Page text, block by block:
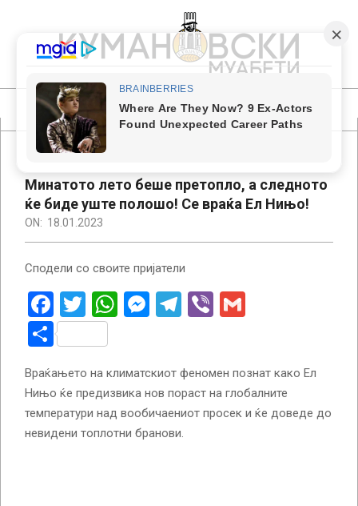
content
КУМАНОВСКИ
МУАБЕТИ
Navigation
Минатото лето беше претопло, а следното
ќе биде уште полошо! Се враќа Ел Нињо!
ON: 18.01.2023
Сподели со своите пријатели
Facebook
Twitter
WhatsApp
Messenger
Telegram
Viber
Share
Враќањето на климатскиот феномен познат како Ел
Нињо ќе предизвика нов пораст на глобалните
температури над вообичаениот просек и ќе доведе до
невидени топлотни бранови.